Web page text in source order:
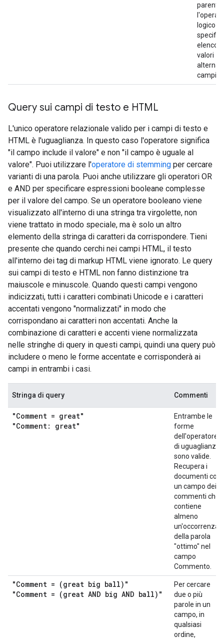
logico
elenco
valori
campi.
Query sui campi di testo e HTML
L'unico operatore relazionale valido per i campi di testo e
HTML è l'uguaglianza. In questo caso l'operatore significa
"il campo include il valore" e non "il campo è uguale al
valore". Puoi utilizzare l'operatore di stemming per cercare
varianti di una parola. Puoi anche utilizzare gli operatori OR
e AND per specificare espressioni booleane complesse
per il valore del campo. Se un operatore booleano viene
visualizzato all'interno di una stringa tra virgolette, non
viene trattato in modo speciale, ma è solo un altro
elemento della stringa di caratteri da corrispondere. Tieni
presente che quando cerchi nei campi HTML, il testo
all'interno dei tag di markup HTML viene ignorato. Le query
sui campi di testo e HTML non fanno distinzione tra
maiuscole e minuscole. Quando questi campi vengono
indicizzati, tutti i caratteri combinati Unicode e i caratteri
accentati vengono "normalizzati" in modo che
corrispondano ai caratteri non accentati. Anche la
combinazione di caratteri e accenti viene normalizzata
nelle stringhe di query in questi campi, quindi una query può
includere o meno le forme accentate e corrisponderà ai
campi in entrambi i casi.
Stringa di query Commenti
"Comment = great"
"Comment: great"
Entrambe le
forme
dell'operatore
di uguaglianza
sono valide.
Recupera i
documenti con
un campo dei
commenti che
contiene
almeno
un'occorrenza
della parola
"ottimo" nel
campo
Commento.
"Comment = (great big ball)"
"Comment = (great AND big AND ball)"
Per cercare
due o più
parole in un
campo, in
qualsiasi
ordine,